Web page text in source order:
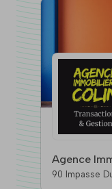
Agence